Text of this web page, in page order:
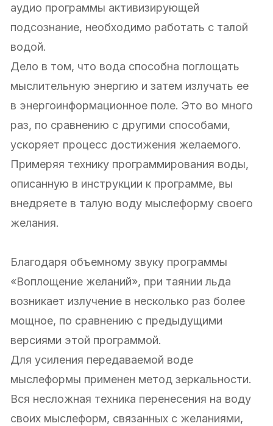
аудио программы активизирующей
подсознание, необходимо работать с талой
водой.
Дело в том, что вода способна поглощать
мыслительную энергию и затем излучать ее
в энергоинформационное поле. Это во много
раз, по сравнению с другими способами,
ускоряет процесс достижения желаемого.
Примеряя технику программирования воды,
описанную в инструкции к программе, вы
внедряете в талую воду мыслеформу своего
желания.
Благодаря объемному звуку программы
«Воплощение желаний», при таянии льда
возникает излучение в несколько раз более
мощное, по сравнению с предыдущими
версиями этой программой.
Для усиления передаваемой воде
мыслеформы применен метод зеркальности.
Вся несложная техника перенесения на воду
своих мыслеформ, связанных с желаниями,